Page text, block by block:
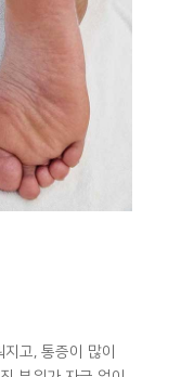
고, 통증이 많이